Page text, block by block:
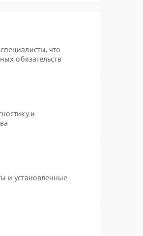
что
обязательств
и
и установленные